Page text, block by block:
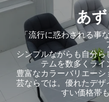
あ
「流行に惑わされる事
シンプルながらも自分
テムを数多くライ
豊富なカラーバリエー
芸ならでは。優れたデ
すい価格帯